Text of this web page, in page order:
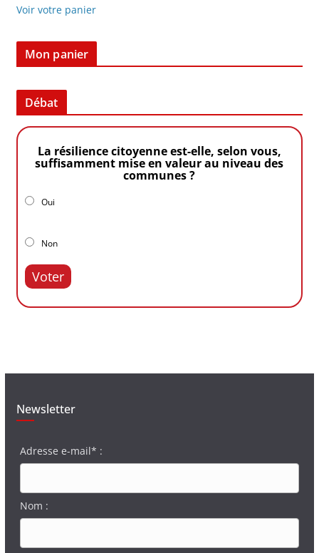
Voir votre panier
Mon panier
Débat
La résilience citoyenne est-elle, selon vous,
suffisamment mise en valeur au niveau des
communes ?
Oui
Non
Voter
Newsletter
Adresse e-mail* :
Nom :